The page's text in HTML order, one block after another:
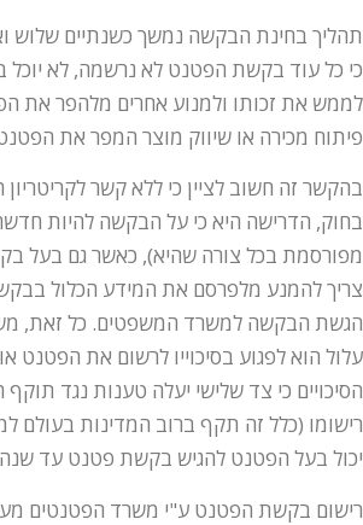
תהליך בחינת הבקשה נמשך כשנתיים שלוש
כי כל עוד בקשת הפטנט לא נרשמה, לא
לממש את זכותו ולמנוע אחרים מלהפר את
פיתוח מכירה או שיווק מוצר המפר את
בהקשר זה חשוב לציין כי ללא קשר
בחוק, הדרישה היא כי על הבקשה להיות
מפורסמת בכל צורה שהיא), כאשר גם בעל
צריך להמנע מלפרסם את המידע הכלול
הגשת הבקשה למשרד המשפטים. כל זאת,
עלול הוא לפגוע בסיכוייו לרשום את הפטנט
הסיכויים כי צד שלישי יעלה טענות נגד
רישומו (כלל זה תקף ברוב המדינות בעולם
יכול בעל הפטנט להגיש בקשת פטנט עד
רישום בקשת הפטנט ע"י משרד הפטנטים